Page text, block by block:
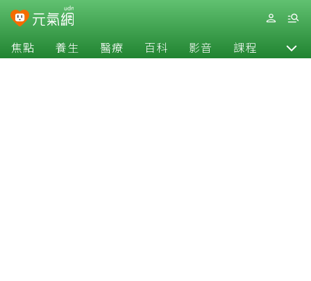
焦點 養生 醫療 百科 影音 課程 退休